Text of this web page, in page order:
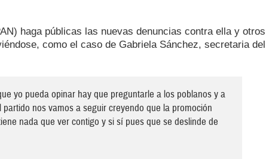
haga públicas las nuevas denuncias contra ella y otros
como el caso de Gabriela Sánchez, secretaria del
yo pueda opinar hay que preguntarle a los poblanos y a
nos vamos a seguir creyendo que la promoción
nada que ver contigo y si sí pues que se deslinde de